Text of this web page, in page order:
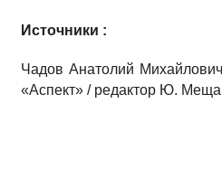
Источники :
Чадов Анатолий
«Аспект» / редактор Ю.